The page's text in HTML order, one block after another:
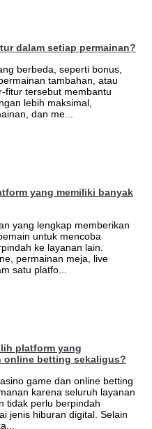
dalam setiap permainan?
berbeda, seperti bonus,
tambahan, atau
fitur tersebut membantu
lebih maksimal,
dan me...
yang memiliki banyak
yang lengkap memberikan
untuk mencoba
ke layanan lain.
permainan meja, live
satu platfo...
platform yang
online betting sekaligus?
game dan online betting
karena seluruh layanan
tidak perlu berpindah
jenis hiburan digital. Selain